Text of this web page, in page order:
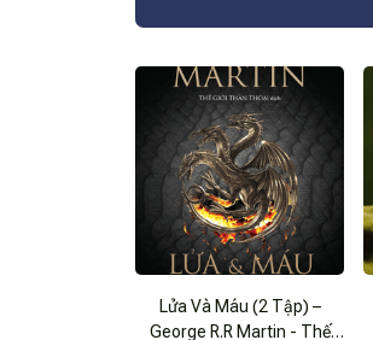
Lửa Và Máu (2 Tập) –
George R.R Martin - Thế